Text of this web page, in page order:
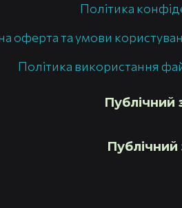
Політика
оферта та умови
Політика використання
Публічний
Публічний